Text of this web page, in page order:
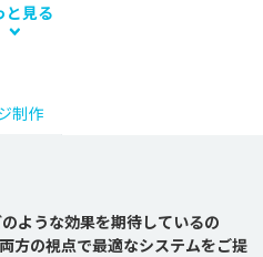
と見る
制作
ような効果を期待しているの
方の視点で最適なシステムをご提